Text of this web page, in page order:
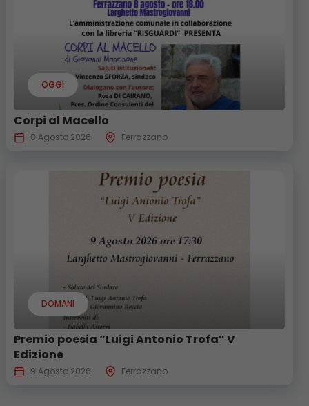
OGGI
Corpi al Macello
8 Agosto 2026 Ferrazzano
DOMANI
Premio poesia “Luigi Antonio Trofa” V
Edizione
9 Agosto 2026 Ferrazzano